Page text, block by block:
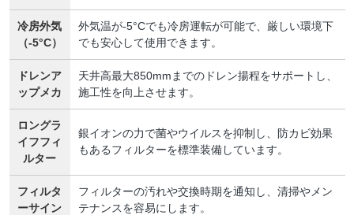
冷房外気
（-5°C）
外気温が-5°Cでも冷房運転が可能で、厳しい環境下
でも安心して使用できます。
ドレンア
ップメカ
天井高最大850mmまでのドレン揚程をサポートし、
施工性を向上させます。
ロングラ
イフフィ
ルター
銀イオンの力で菌やウイルスを抑制し、防カビ効果
もあるフィルターを標準装備しています。
フィルタ
ーサイン
フィルターの汚れや交換時期を通知し、清掃やメン
テナンスを容易にします。